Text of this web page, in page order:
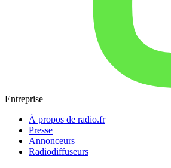
Entreprise
À propos de radio.fr
Presse
Annonceurs
Radiodiffuseurs